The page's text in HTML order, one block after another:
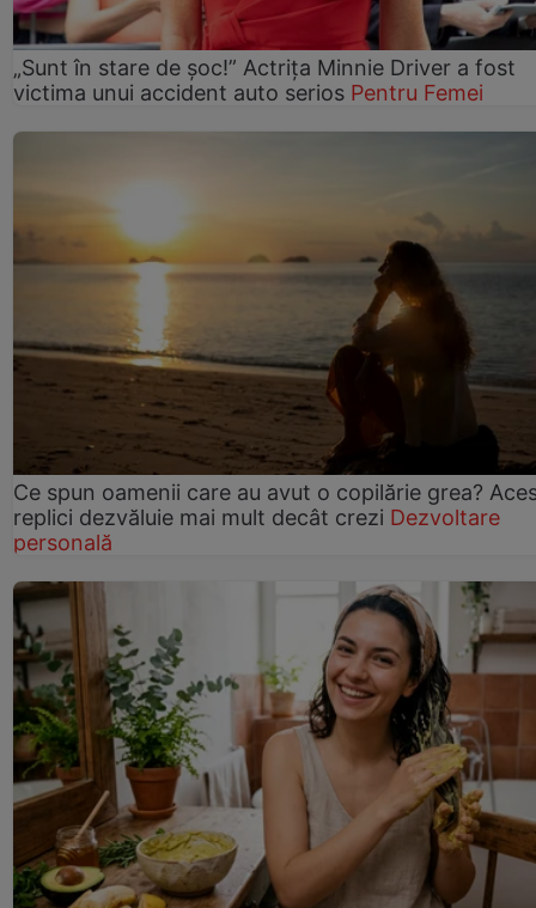
„Sunt în stare de șoc!” Actrița Minnie Driver a fost
victima unui accident auto serios Pentru Femei
Ce spun oamenii care au avut o copilărie grea?
replici dezvăluie mai mult decât crezi Dezvoltare
personală